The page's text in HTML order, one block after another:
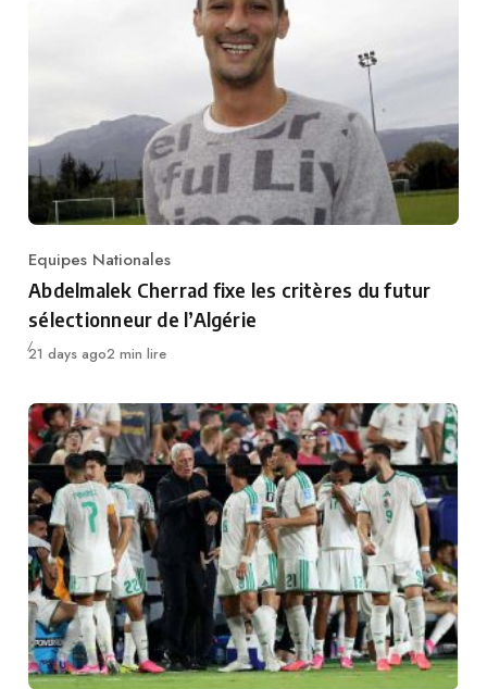
Category
Equipes Nationales
Abdelmalek Cherrad fixe les critères du futur
sélectionneur de l’Algérie
Publié
21 days ago2 min lire